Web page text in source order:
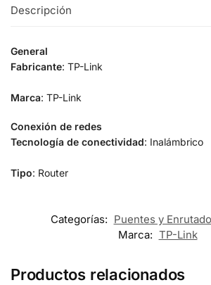
Descripción
General
Fabricante: TP-Link
Marca: TP-Link
Conexión de redes
Tecnología de conectividad: Inalámbrico
Tipo: Router
Categorías: Puentes y
Marca: TP-Link
Productos relacionados